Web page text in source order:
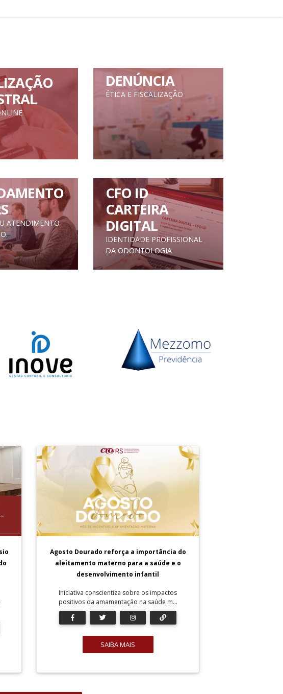
DENÚNCIA
ÉTICA E FISCALIZAÇÃO
ATENDIMENTO
CFO ID
CARTEIRA
DIGITAL
IDENTIDADE PROFISSIONAL
DA ODONTOLOGIA
Agosto Dourado reforça a importância do
aleitamento materno para a saúde e o
desenvolvimento infantil
Iniciativa conscientiza sobre os impactos
positivos da amamentação na saúde m...
SAIBA MAIS